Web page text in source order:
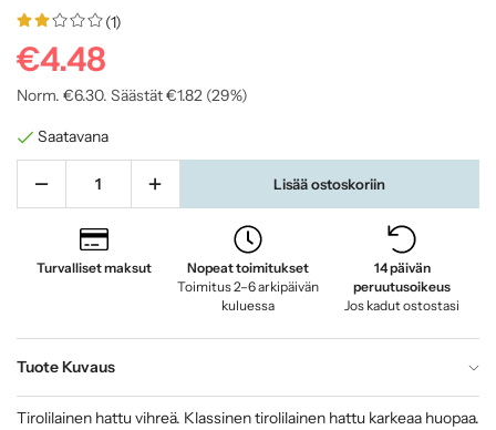
(1)
€4.48
Norm. €6.30. Säästät€1.82 (29%)
Saatavana
Lisää ostoskoriin
Turvalliset maksut
Nopeat toimitukset
Toimitus 2–6 arkipäivän
kuluessa
14 päivän
peruutusoikeus
Jos kadut ostostasi
Tuote Kuvaus
Tirolilainen hattu vihreä. Klassinen tirolilainen hattu karkeaa huopaa.